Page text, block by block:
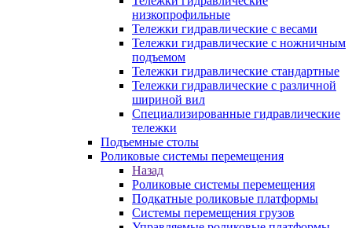
низкопрофильные
Тележки гидравлические с весами
Тележки гидравлические с ножничным
подъемом
Тележки гидравлические стандартные
Тележки гидравлические с различной
шириной вил
Специализированные гидравлические
тележки
Подъемные столы
Роликовые системы перемещения
Назад
Роликовые системы перемещения
Подкатные роликовые платформы
Системы перемещения грузов